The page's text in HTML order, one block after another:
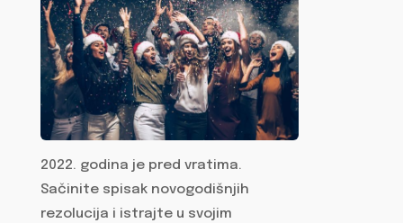
2022. godina je pred vratima.
Sačinite spisak novogodišnjih
rezolucija i istrajte u svojim